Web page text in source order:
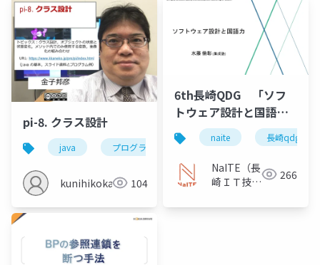
pi-8. クラス設計
java プログラミング クラス設計 オブジ
kunihikokaneko104
6th長崎QDG 「ソフ
トウェア設計と国語
力」
naite 長崎qdg
NaITE（長
崎ＩＴ技術
266